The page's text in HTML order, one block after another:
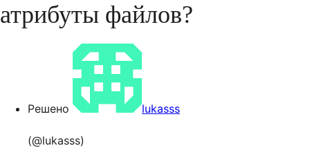
атрибуты файлов?
Решено lukasss
(@lukasss)